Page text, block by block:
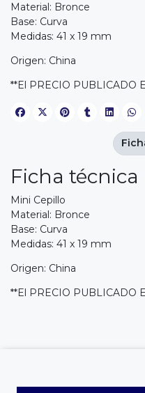
Material: Bronce
Base: Curva
Medidas: 41 x 19 mm
Origen: China
**El PRECIO PUBLICADO
Ficha técnica
Mini Cepillo
Material: Bronce
Base: Curva
Medidas: 41 x 19 mm
Origen: China
**El PRECIO PUBLICADO